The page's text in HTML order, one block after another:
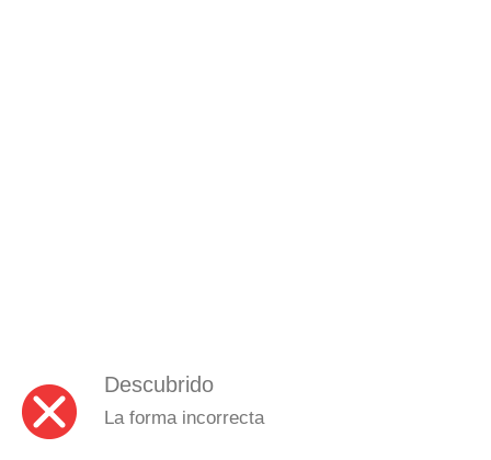
Descubrido
La forma incorrecta